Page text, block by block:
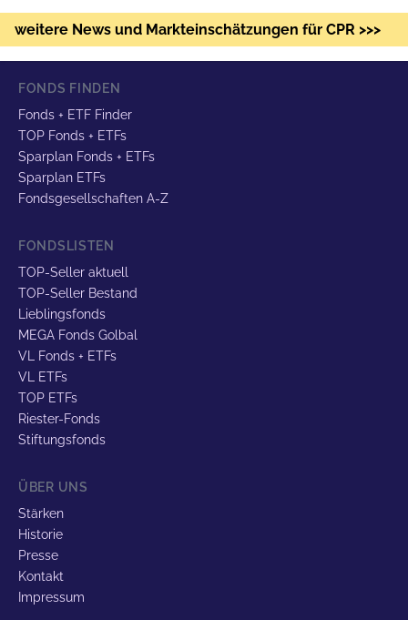
weitere News und Markteinschätzungen für CPR >>>
FONDS FINDEN
Fonds + ETF Finder
TOP Fonds + ETFs
Sparplan Fonds + ETFs
Sparplan ETFs
Fondsgesellschaften A-Z
FONDSLISTEN
TOP-Seller aktuell
TOP-Seller Bestand
Lieblingsfonds
MEGA Fonds Golbal
VL Fonds + ETFs
VL ETFs
TOP ETFs
Riester-Fonds
Stiftungsfonds
ÜBER UNS
Stärken
Historie
Presse
Kontakt
Impressum